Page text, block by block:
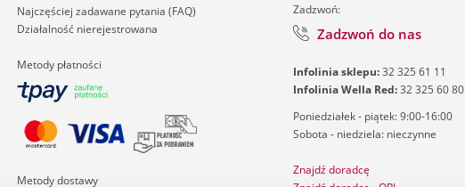
Najczęściej zadawane pytania (FAQ)
Działalność nierejestrowana
Metody płatności
Metody dostawy
Zadzwoń:
Zadzwoń do nas
Infolinia sklepu:32 325 61 11
Infolinia Wella Red:32 325 60 80
Poniedziałek - piątek: 9:00-16:00
Sobota - niedziela: nieczynne
Znajdź doradcę